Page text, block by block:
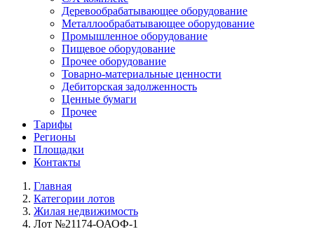
Деревообрабатывающее оборудование
Металлообрабатывающее оборудование
Промышленное оборудование
Пищевое оборудование
Прочее оборудование
Товарно-материальные ценности
Дебиторская задолженность
Ценные бумаги
Прочее
Тарифы
Регионы
Площадки
Контакты
Главная
Категории лотов
Жилая недвижимость
Лот №21174-ОАОФ-1